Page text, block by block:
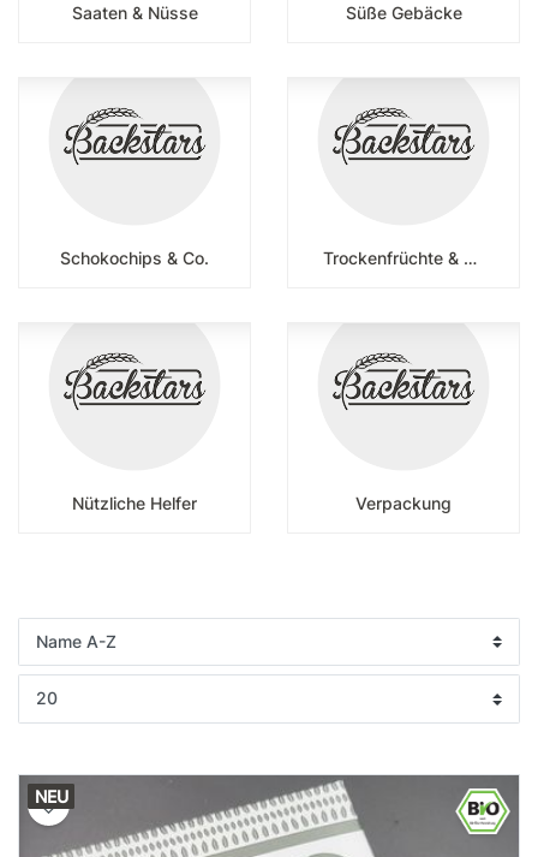
Saaten & Nüsse Süße Gebäcke
Schokochips & Co. Trockenfrüchte & Gemüse
Nützliche Helfer Verpackung
NEU